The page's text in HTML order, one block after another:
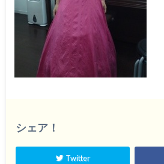
シェア！
Twitter